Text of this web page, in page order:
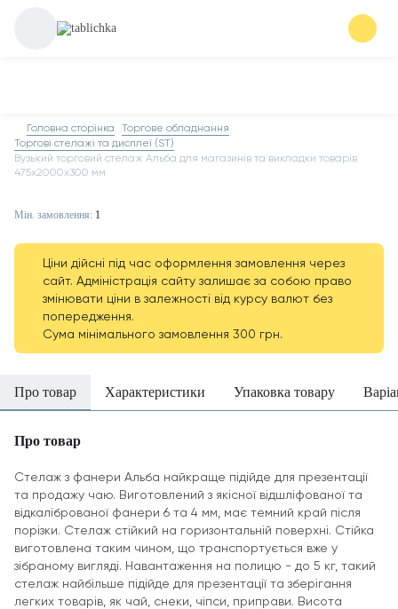
Головна сторінка
Торгове обладнання
Торгові стелажі та дисплеї (ST)
Вузький торговий стелаж Альба для магазинів та викладки товарів
475х2000х300 мм
Мін. замовлення: 1
Ціни дійсні під час оформлення замовлення через
сайт. Адміністрація сайту залишає за собою право
змінювати ціни в залежності від курсу валют без
попередження.
Сума мінімального замовлення 300 грн.
Про товар Характеристики Упаковка товару
Про товар
Стелаж з фанери Альба найкраще підійде для презентації
та продажу чаю. Виготовлений з якісної відшліфованої та
відкаліброваної фанери 6 та 4 мм, має темний край після
порізки. Стелаж стійкий на горизонтальній поверхні. Стійка
виготовлена таким чином, що транспортується вже у
зібраному вигляді. Навантаження на полицю - до 5 кг, такий
стелаж найбільше підійде для презентації та зберігання
легких товарів, як чай, снеки, чіпси, приправи. Висота